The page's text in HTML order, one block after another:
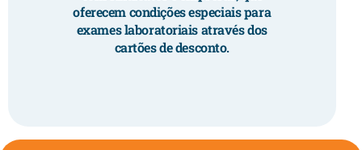
oferecem condições especiais para
exames laboratoriais através dos
cartões de desconto.